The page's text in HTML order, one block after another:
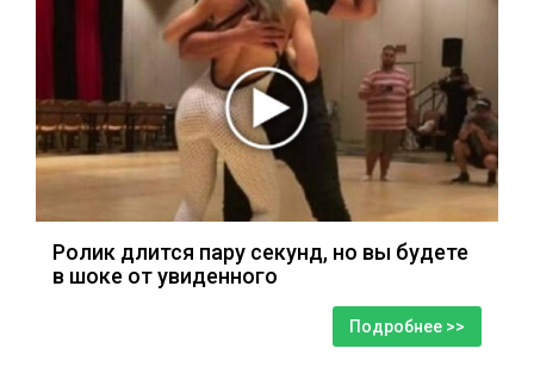
Ролик длится пару секунд, но вы будете
в шоке от увиденного
Подробнее >>